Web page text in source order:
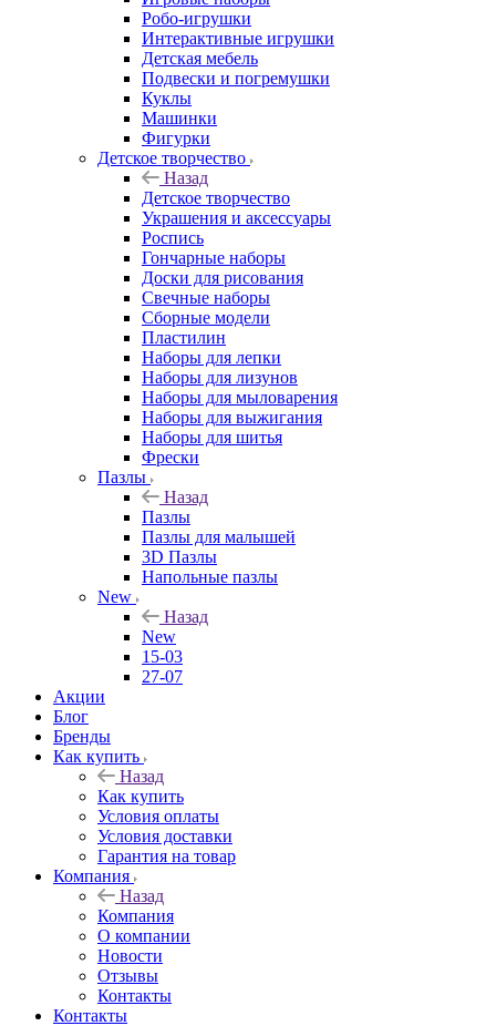
Робо-игрушки
Интерактивные игрушки
Детская мебель
Подвески и погремушки
Куклы
Машинки
Фигурки
Детское творчество
Назад
Детское творчество
Украшения и аксессуары
Роспись
Гончарные наборы
Доски для рисования
Свечные наборы
Сборные модели
Пластилин
Наборы для лепки
Наборы для лизунов
Наборы для мыловарения
Наборы для выжигания
Наборы для шитья
Фрески
Пазлы
Назад
Пазлы
Пазлы для малышей
3D Пазлы
Напольные пазлы
New
Назад
New
15-03
27-07
Акции
Блог
Бренды
Как купить
Назад
Как купить
Условия оплаты
Условия доставки
Гарантия на товар
Компания
Назад
Компания
О компании
Новости
Отзывы
Контакты
Контакты